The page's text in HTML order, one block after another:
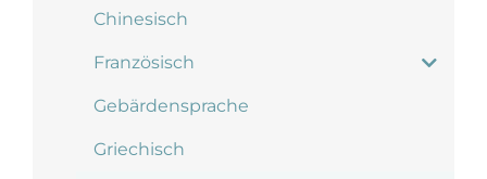
Chinesisch
Französisch
Gebärdensprache
Griechisch